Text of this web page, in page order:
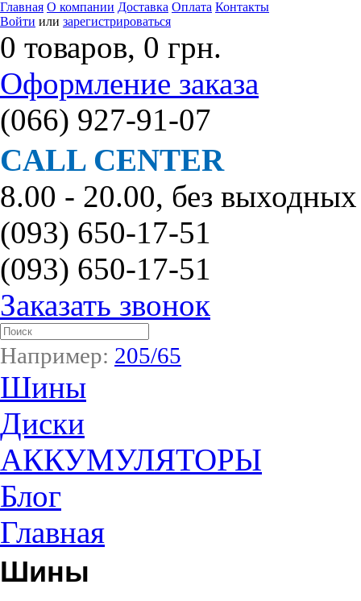
Главная О компании Доставка Оплата Контакты
Войти или зарегистрироваться
0 товаров, 0 грн.
Оформление заказа
(066) 927-91-07
CALL CENTER
8.00 - 20.00, без выходных
(093) 650-17-51
(093) 650-17-51
Заказать звонок
Например: 205/65
Шины
Диски
АККУМУЛЯТОРЫ
Блог
Главная
Шины